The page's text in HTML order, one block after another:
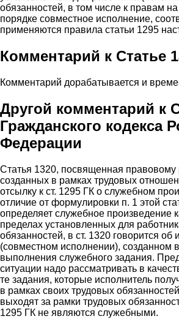
обязанностей, в том числе к правам
порядке совместное исполнение,
применяются правила статьи 1295
Комментарий к Статье
Комментарий дорабатывается и
Другой комментарий к
Гражданского кодекса
Федерации
Статья 1320, посвященная
созданных в рамках трудовых
отсылку к ст. 1295 ГК о служебном
отличие от формулировки п. 1 этой
определяет служебное произведение
пределах установленных для
обязанностей, в ст. 1320 говорится об
(совместном исполнении), созданном
выполнения служебного задания.
ситуации надо рассматривать в
те задания, которые исполнитель
в рамках своих трудовых
выходят за рамки трудовых
1295 ГК не являются служебными.